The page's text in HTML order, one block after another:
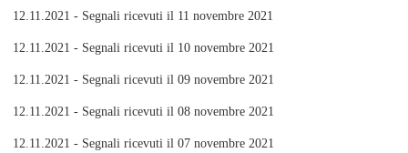
12.11.2021 - Segnali ricevuti il 11 novembre 2021
12.11.2021 - Segnali ricevuti il 10 novembre 2021
12.11.2021 - Segnali ricevuti il 09 novembre 2021
12.11.2021 - Segnali ricevuti il 08 novembre 2021
12.11.2021 - Segnali ricevuti il 07 novembre 2021